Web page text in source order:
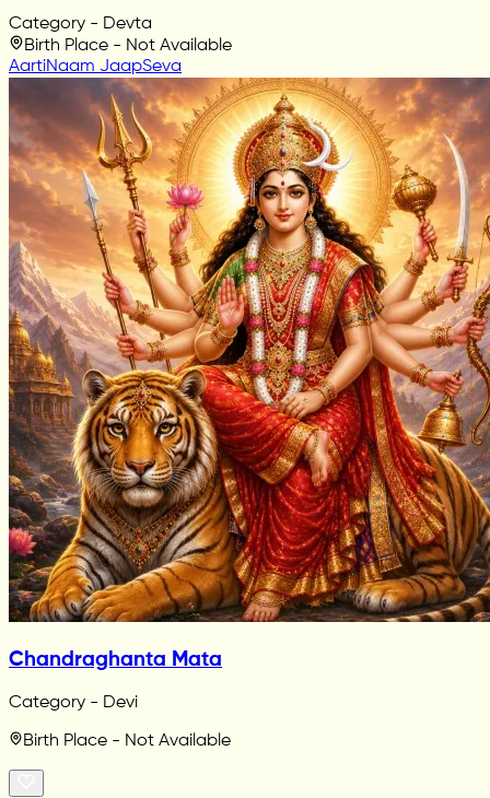
Category - Devta
Birth Place - Not Available
AartiNaam JaapSeva
Chandraghanta Mata
Category - Devi
Birth Place - Not Available